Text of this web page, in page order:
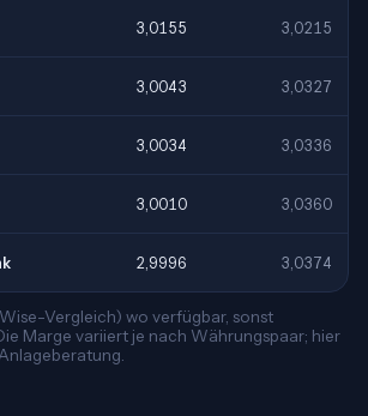
3,0155 3,0215
3,0043 3,0327
3,0034 3,0336
3,0010 3,0360
2,9996 3,0374
Vergleich) wo verfügbar, sonst
Marge variiert je nach Währungspaar; hier